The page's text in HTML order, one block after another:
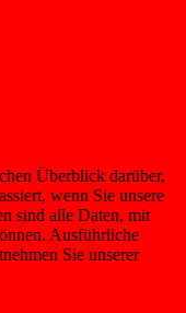
Überblick darüber,
wenn Sie unsere
sind alle Daten, mit
Ausführliche
Sie unserer